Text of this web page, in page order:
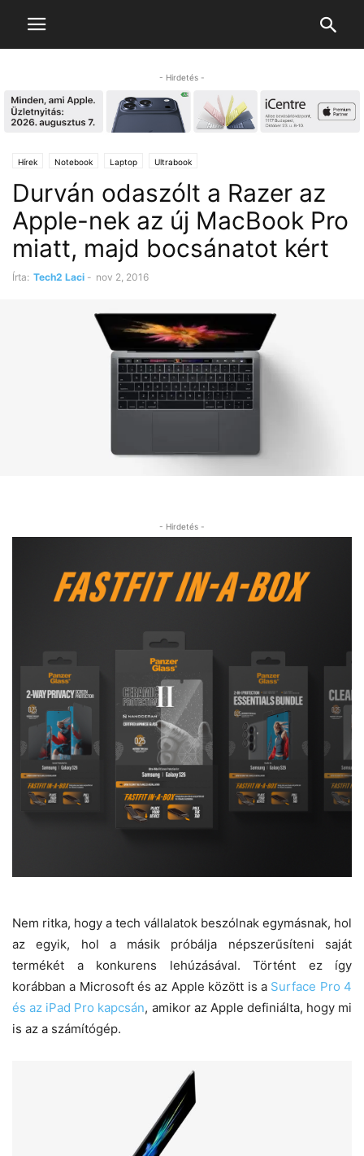
- Hirdetés -
Hírek Notebook Laptop Ultrabook
Durván odaszólt a Razer az
Apple-nek az új MacBook Pro
miatt, majd bocsánatot kért
Írta: Tech2 Laci - nov 2, 2016
- Hirdetés -
Nem ritka, hogy a tech vállalatok beszólnak egymásnak, hol
az egyik, hol a másik próbálja népszerűsíteni saját
termékét a konkurens lehúzásával. Történt ez így
korábban a Microsoft és az Apple között is a Surface Pro 4
és az iPad Pro kapcsán, amikor az Apple definiálta, hogy mi
is az a számítógép.